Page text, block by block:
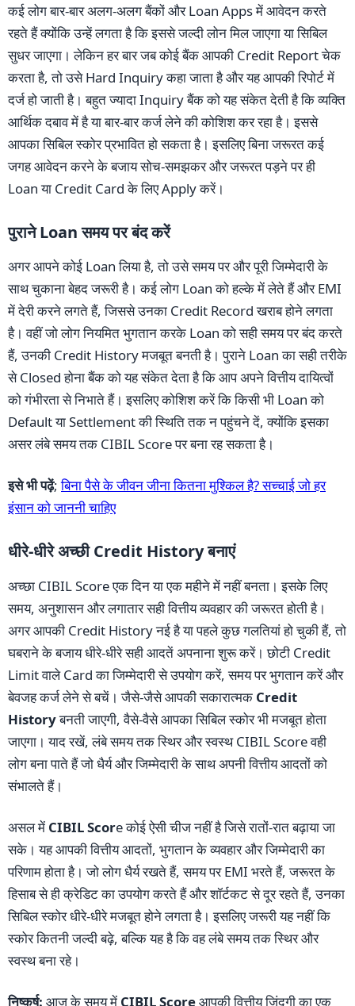
कई लोग बार-बार अलग-अलग बैंकों और Loan Apps में आवेदन करते
रहते हैं क्योंकि उन्हें लगता है कि इससे जल्दी लोन मिल जाएगा या सिबिल
सुधर जाएगा। लेकिन हर बार जब कोई बैंक आपकी Credit Report चेक
करता है, तो उसे Hard Inquiry कहा जाता है और यह आपकी रिपोर्ट में
दर्ज हो जाती है। बहुत ज्यादा Inquiry बैंक को यह संकेत देती है कि व्यक्ति
आर्थिक दबाव में है या बार-बार कर्ज लेने की कोशिश कर रहा है। इससे
आपका सिबिल स्कोर प्रभावित हो सकता है। इसलिए बिना जरूरत कई
जगह आवेदन करने के बजाय सोच-समझकर और जरूरत पड़ने पर ही
Loan या Credit Card के लिए Apply करें।
पुराने Loan समय पर बंद करें
अगर आपने कोई Loan लिया है, तो उसे समय पर और पूरी जिम्मेदारी के
साथ चुकाना बेहद जरूरी है। कई लोग Loan को हल्के में लेते हैं और EMI
में देरी करने लगते हैं, जिससे उनका Credit Record खराब होने लगता
है। वहीं जो लोग नियमित भुगतान करके Loan को सही समय पर बंद करते
हैं, उनकी Credit History मजबूत बनती है। पुराने Loan का सही तरीके
से Closed होना बैंक को यह संकेत देता है कि आप अपने वित्तीय दायित्वों
को गंभीरता से निभाते हैं। इसलिए कोशिश करें कि किसी भी Loan को
Default या Settlement की स्थिति तक न पहुंचने दें, क्योंकि इसका
असर लंबे समय तक CIBIL Score पर बना रह सकता है।
इसे भी पढ़ें;बिना पैसे के जीवन जीना कितना मुश्किल है? सच्चाई जो हर
इंसान को जाननी चाहिए
धीरे-धीरे अच्छी Credit History बनाएं
अच्छा CIBIL Score एक दिन या एक महीने में नहीं बनता। इसके लिए
समय, अनुशासन और लगातार सही वित्तीय व्यवहार की जरूरत होती है।
अगर आपकी Credit History नई है या पहले कुछ गलतियां हो चुकी हैं, तो
घबराने के बजाय धीरे-धीरे सही आदतें अपनाना शुरू करें। छोटी Credit
Limit वाले Card का जिम्मेदारी से उपयोग करें, समय पर भुगतान करें और
बेवजह कर्ज लेने से बचें। जैसे-जैसे आपकी सकारात्मक Credit
Historyबनती जाएगी, वैसे-वैसे आपका सिबिल स्कोर भी मजबूत होता
जाएगा। याद रखें, लंबे समय तक स्थिर और स्वस्थ CIBIL Score वही
लोग बना पाते हैं जो धैर्य और जिम्मेदारी के साथ अपनी वित्तीय आदतों को
संभालते हैं।
असल में CIBIL Score कोई ऐसी चीज नहीं है जिसे रातों-रात बढ़ाया जा
सके। यह आपकी वित्तीय आदतों, भुगतान के व्यवहार और जिम्मेदारी का
परिणाम होता है। जो लोग धैर्य रखते हैं, समय पर EMI भरते हैं, जरूरत के
हिसाब से ही क्रेडिट का उपयोग करते हैं और शॉर्टकट से दूर रहते हैं, उनका
सिबिल स्कोर धीरे-धीरे मजबूत होने लगता है। इसलिए जरूरी यह नहीं कि
स्कोर कितनी जल्दी बढ़े, बल्कि यह है कि वह लंबे समय तक स्थिर और
स्वस्थ बना रहे।
निष्कर्ष: आज के समय में CIBIL Scoreआपकी वित्तीय जिंदगी का एक